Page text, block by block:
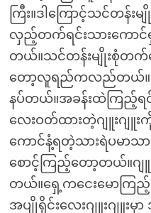
ကြီး။ဒါကြောင့်သင်တန်းမျို
လှည့်တက်ရင်းသားကောင်
တယ်။သင်တန်းမျိုးစုံတက်
တော့လူရည်ကလည်တယ်။
နပ်တယ်။အခန်းထဲကြည့်ရင်
လေးဝတ်ထားတဲ့ဂျူးဂျူး
ကောင်နံ့ရတဲ့သားရဲပမာသာ
စောင့်ကြည့်တော့တယ်။ဂျူ
တယ်။ရှေ့ကငေးမောကြ
အပျိုရိုင်းလေးဂျူးဂျူး